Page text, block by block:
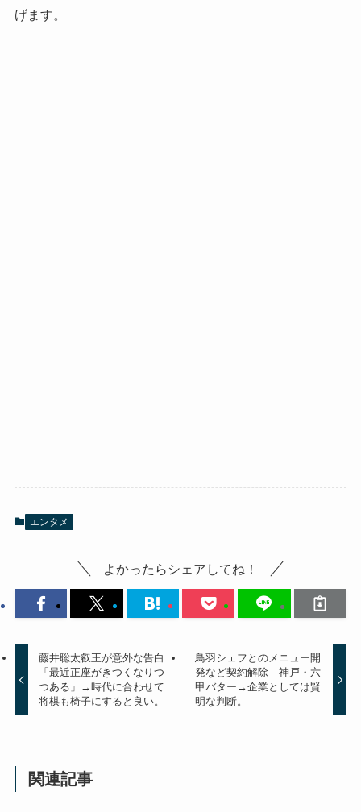
げます。
エンタメ
よかったらシェアしてね！
藤井聡太叡王が意外な告白
「最近正座がきつくなりつ
つある」→時代に合わせて
将棋も椅子にすると良い。
鳥羽シェフとのメニュー開
発など契約解除 神戸・六
甲バター→企業としては賢
明な判断。
関連記事